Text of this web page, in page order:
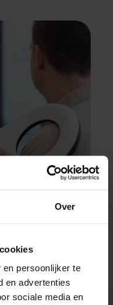
Over
persoonlijker te
en advertenties
sociale media en